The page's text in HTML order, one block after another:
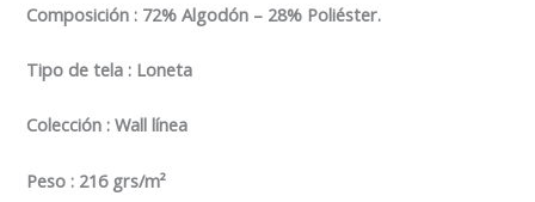
Composición : 72%Algodón – 28% Poliéster.
Tipo de tela : Loneta
Colección : Wall línea
Peso : 216 grs/m²